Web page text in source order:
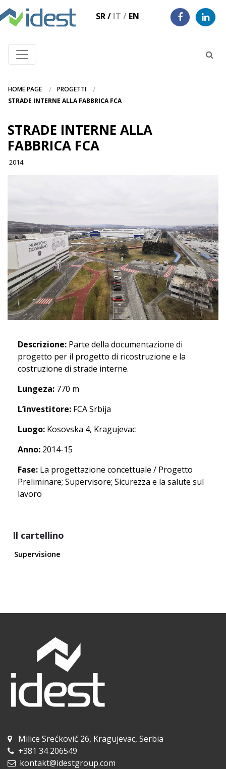
SR/ IT / EN
HOME PAGE
PROGETTI
STRADE INTERNE ALLA FABBRICA FCA
STRADE INTERNE ALLA
FABBRICA FCA
2014.
Descrizione: Parte della documentazione di
progetto per il progetto di ricostruzione e la
costruzione di strade interne.
Lungeza: 770 m
L’investitore: FCA Srbija
Luogo: Kosovska 4, Kragujevac
Anno: 2014-15
Fase: La progettazione concettuale / Progetto
Preliminare; Supervisore; Sicurezza e la salute sul
lavoro
Il cartellino
Supervisione
Milice Srećković 26, Kragujevac, Serbia
+381 34 206549
kontakt@idestgroup.com